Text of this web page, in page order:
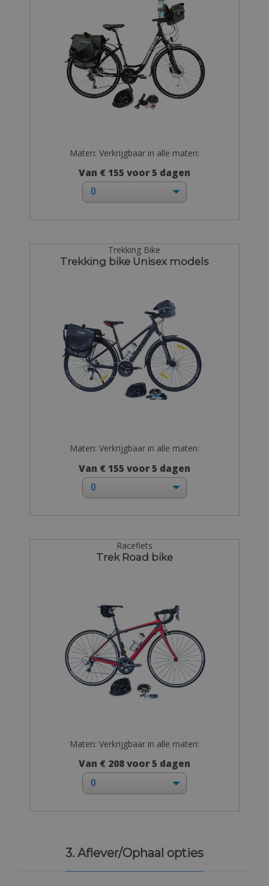
Maten: Verkrijgbaar in alle maten:
Van € 155 voor 5 dagen
Trekking Bike
Trekking bike Unisex models
Maten: Verkrijgbaar in alle maten:
Van € 155 voor 5 dagen
Racefiets
Trek Road bike
Maten: Verkrijgbaar in alle maten:
Van € 208 voor 5 dagen
3. Aflever/Ophaal opties